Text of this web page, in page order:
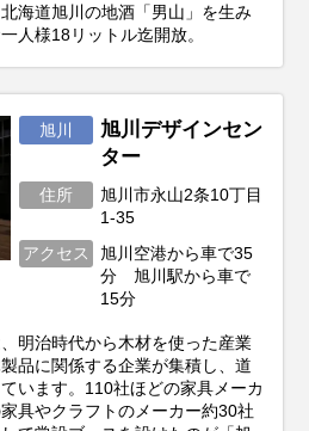
海道旭川の地酒「男山」を生み
人様18リットル迄開放。
旭川
旭川デザインセン
ター
住所
旭川市永山2条10丁目
1-35
アクセス
旭川空港から車で35
分 旭川駅から車で
15分
明治時代から木材を使った産業
品に関係する企業が集積し、道
います。110社ほどの家具メーカ
具やクラフトのメーカー約30社